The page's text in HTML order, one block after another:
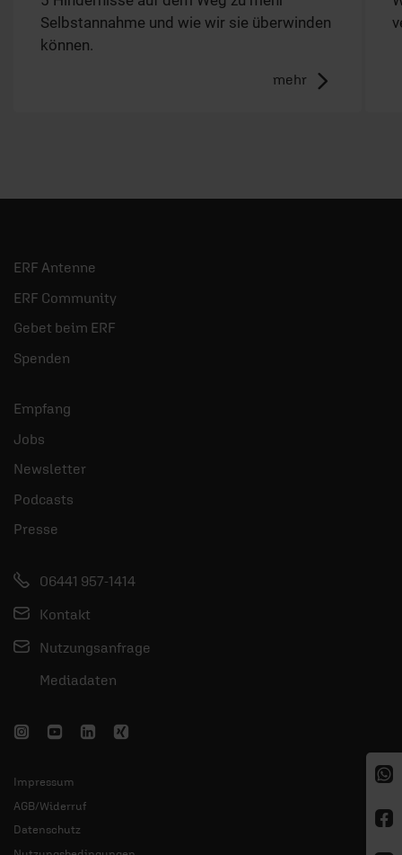
Selbstannahme und wie wir sie überwinden
können.
mehr
ERF Antenne
ERF Community
Gebet beim ERF
Spenden
Empfang
Jobs
Newsletter
Podcasts
Presse
06441 957-1414
Kontakt
Nutzungsanfrage
Mediadaten
Impressum
AGB/Widerruf
Datenschutz